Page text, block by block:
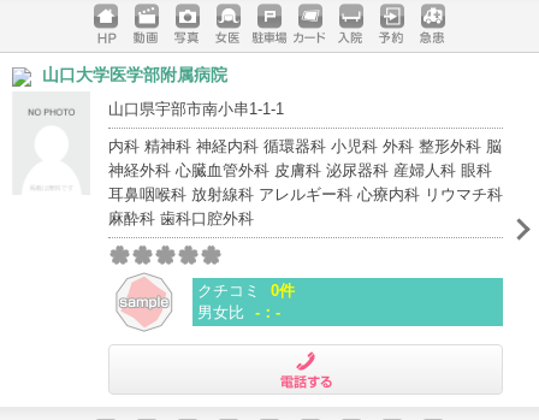
ホームペ
ージ
動画 写真 女医 駐車場
クレジッ
入院 予約 急患
山口大学医学部附属病院
山口県宇部市南小串1-1-1
内科 精神科 神経内科 循環器科 小児科 外科 整形外科 脳
神経外科 心臓血管外科 皮膚科 泌尿器科 産婦人科 眼科
耳鼻咽喉科 放射線科 アレルギー科 心療内科 リウマチ科
麻酔科 歯科口腔外科
クチコミ
0件
男女比 -：-